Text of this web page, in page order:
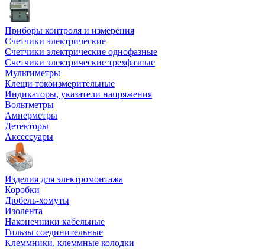
Приборы контроля и измерения
Счетчики электрические
Счетчики электрические однофазные
Счетчики электрические трехфазные
Мультиметры
Клещи токоизмерительные
Индикаторы, указатели напряжения
Вольтметры
Амперметры
Детекторы
Аксессуары
Изделия для электромонтажа
Коробки
Дюбель-хомуты
Изолента
Наконечники кабельные
Гильзы соединительные
Клеммники, клеммные колодки